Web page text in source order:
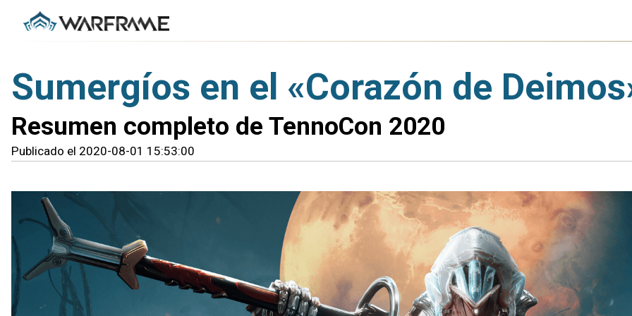
Sumergíos en el «Corazón de
Resumen completo de TennoCon 2020
Publicado el 2020-08-01 15:53:00